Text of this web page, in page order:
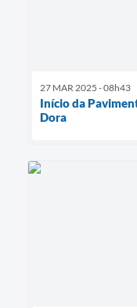
27 MAR 2025 - 08h43
Início da
Dora